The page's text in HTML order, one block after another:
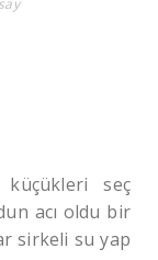
seç
acı oldu bir
sirkeli su yap